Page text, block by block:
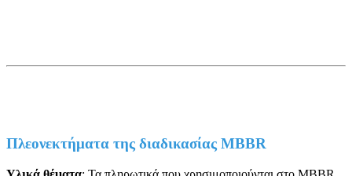
Πλεονεκτήματα της διαδικασίας MBBR